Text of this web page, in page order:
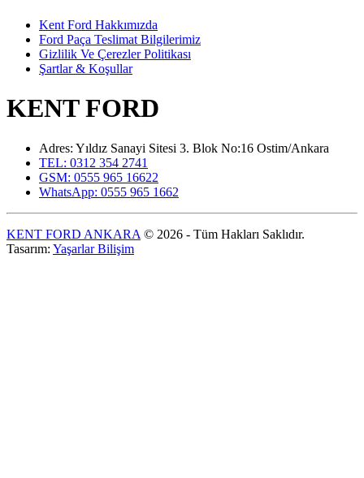
Kent Ford Hakkımızda
Ford Paça Teslimat Bilgilerimiz
Gizlilik Ve Çerezler Politikası
Şartlar & Koşullar
KENT FORD
Adres: Yıldız Sanayi Sitesi 3. Blok No:16 Ostim/Ankara
TEL: 0312 354 2741
GSM: 0555 965 16622
WhatsApp: 0555 965 1662
KENT FORD ANKARA © 2026 - Tüm Hakları Saklıdır.
Tasarım: Yaşarlar Bilişim